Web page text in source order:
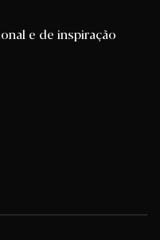
e de inspiração